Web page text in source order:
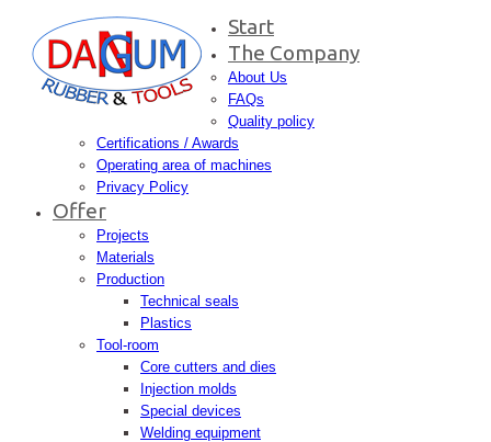
Start
The Company
About Us
FAQs
Quality policy
Certifications / Awards
Operating area of machines
Privacy Policy
Offer
Projects
Materials
Production
Technical seals
Plastics
Tool-room
Core cutters and dies
Injection molds
Special devices
Welding equipment